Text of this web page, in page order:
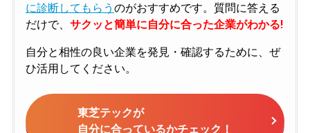
に診断してもらう のがおすすめです。質問に答える
だけで、 サクッと簡単に自分に合った企業がわかる!
自分と相性の良い企業を発見・確認するために、ぜ
ひ活用してください。
東芝テックが
自分に合っているかチェック！